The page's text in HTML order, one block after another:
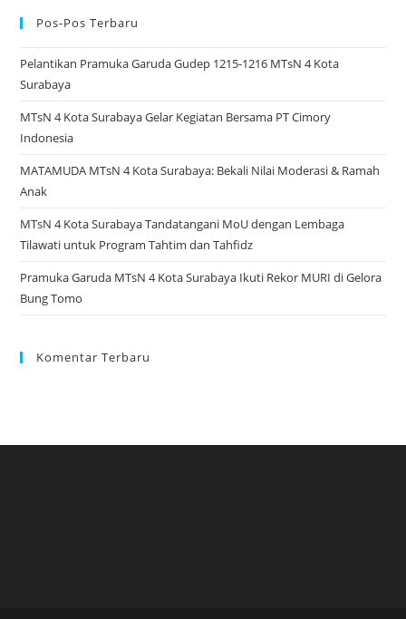
Hari
Aksi
Pos-Pos Terbaru
Pelantikan Pramuka Garuda Gudep 1215-1216 MTsN 4 Kota
Surabaya
MTsN 4 Kota Surabaya Gelar Kegiatan Bersama PT Cimory
Indonesia
MATAMUDA MTsN 4 Kota Surabaya: Bekali Nilai Moderasi & Ramah
Anak
MTsN 4 Kota Surabaya Tandatangani MoU dengan Lembaga
Tilawati untuk Program Tahtim dan Tahfidz
Pramuka Garuda MTsN 4 Kota Surabaya Ikuti Rekor MURI di Gelora
Bung Tomo
Komentar Terbaru